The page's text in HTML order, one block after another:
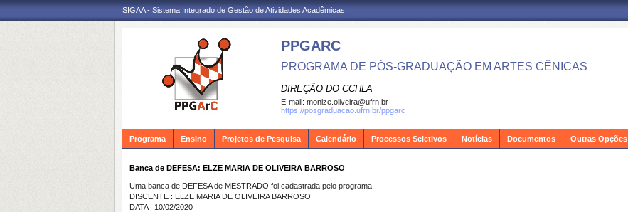
SIGAA - Sistema Integrado de Gestão de Atividades Acadêmicas
PPGARC
PROGRAMA DE PÓS-GRADUAÇÃO EM ARTES CÊNICAS
DIREÇÃO DO CCHLA
E-mail: monize.oliveira@ufrn.br
https://posgraduacao.ufrn.br/ppgarc
Programa Ensino Projetos de Pesquisa Calendário Processos Seletivos Notícias Documentos Outras Opções
Banca de DEFESA: ELZE MARIA DE OLIVEIRA BARROSO
Uma banca de DEFESA de MESTRADO foi cadastrada pelo programa.
DISCENTE : ELZE MARIA DE OLIVEIRA BARROSO
DATA : 10/02/2020